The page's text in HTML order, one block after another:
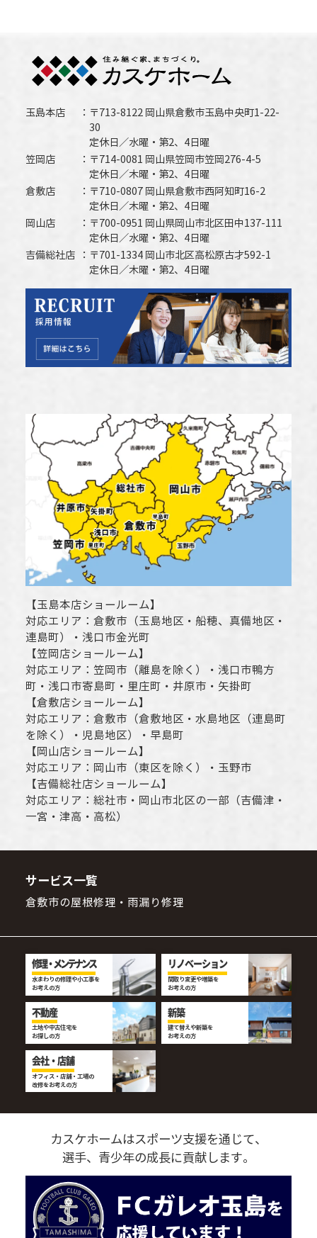
玉島本店
〒713-8122 岡山県倉敷市玉島中央町1-22-
30
定休日／水曜・第2、4日曜
笠岡店
〒714-0081 岡山県笠岡市笠岡276-4-5
定休日／木曜・第2、4日曜
倉敷店
〒710-0807 岡山県倉敷市西阿知町16-2
定休日／木曜・第2、4日曜
岡山店
〒700-0951 岡山県岡山市北区田中137-111
定休日／水曜・第2、4日曜
吉備総社店
〒701-1334 岡山市北区高松原古才592-1
定休日／木曜・第2、4日曜
【玉島本店ショールーム】
対応エリア： 倉敷市 （玉島地区・船穂、真備地区・
連島町）・ 浅口市金光町
【笠岡店ショールーム】
対応エリア： 笠岡市（離島を除く） ・ 浅口市鴨方
町・ 浅口市寄島町・里庄町・ 井原市 ・矢掛町
【倉敷店ショールーム】
対応エリア： 倉敷市 （倉敷地区・水島地区（連島町
を除く）・児島地区）・早島町
【岡山店ショールーム】
対応エリア： 岡山市 （東区を除く）・玉野市
【吉備総社店ショールーム】
対応エリア： 総社市 ・ 岡山市北区の一部（吉備津・
一宮・津高・高松）
サービス一覧
倉敷市の屋根修理・雨漏り修理
修理・メンテナンス
水まわりの修理や小工事を
お考えの方
リノベーション
間取り変更や増築を
お考えの方
不動産
土地や中古住宅を
お探しの方
新築
建て替えや新築を
お考えの方
会社・店舗
オフィス・店舗・工場の
改修をお考えの方
カスケホームはスポーツ支援を通じて、
選手、青少年の成長に貢献します。